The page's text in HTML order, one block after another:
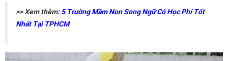
>> Xem thêm:5 Trường Mầm Non Song Ngữ Có Học Phí Tốt
Nhất Tại TPHCM